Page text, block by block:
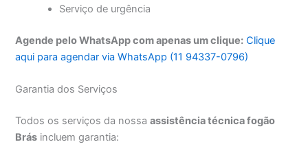
Serviço de urgência
Agende pelo WhatsApp com apenas um clique: Clique
aqui para agendar via WhatsApp (11 94337-0796)
Garantia dos Serviços
Todos os serviços da nossaassistência técnica fogão
Brás incluem garantia: